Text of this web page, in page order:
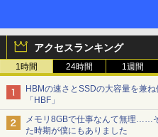
アクセスランキング
1時間 24時間 1週間
HBMの速さとSSDの大容量を兼ね
「HBF」
メモリ8GBで仕事なんて無理……
た時期が僕にもありました